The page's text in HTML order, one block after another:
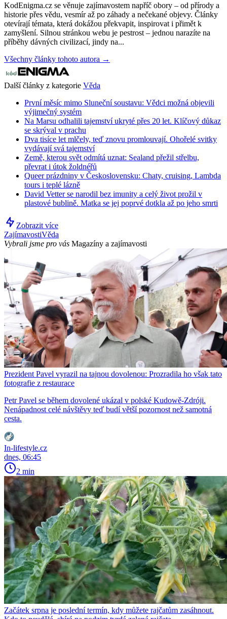
KodEnigma.cz se věnuje zajímavostem napříč obory – od přírody a
historie přes vědu, vesmír až po záhady a nečekané objevy. Články
otevírají témata, která dokážou překvapit, inspirovat i přimět k
zamyšlení. Silnou stránkou webu je pestrost – jednou narazíte na
příběhy dávných civilizací, jindy na...
Všechny články tohoto autora →
Další články z kategorie Věda
První měsíc mimo Sluneční soustavu: Vědci možná objevili
výjimečný systém
Na Marsu odhalili tajemství ukryté přes 20 let. Klíčový důkaz
se skrýval v prachu
Dva tisíce let mlčely, teď znovu promlouvají. Ohořelé svitky
vydávají svá tajemství
Země, kterou svět odmítá uznat: Sealand přežil střelbu,
převrat i útok žoldnéřů
Queer prázdniny v Československu: Chaty, cruising, Lambda
tours i teplé lázně
David Vetter se narodil bez imunity a celý život prožil v
plastové bublině. Matka se jej poprvé dotkla až po jeho smrti
Zobrazit více
ZajímavostiVěda
Vybrali jsme pro vás Magazíny a zajímavosti
Prezident Pavel vyrazil na tajnou dovolenou: Prozradila ho však tato
fotografie z restaurace
Petr Pavel se během dovolené ukázal v polské Kudowě-Zdróji.
Nenápadnost celé návštěvy teď budí větší pozornost než samotná
cesta.
In-lifestyle.cz
dnes, 06:45
2 min
Začátek srpna je poslední termín, kdy můžete rajčatům zasáhnout.